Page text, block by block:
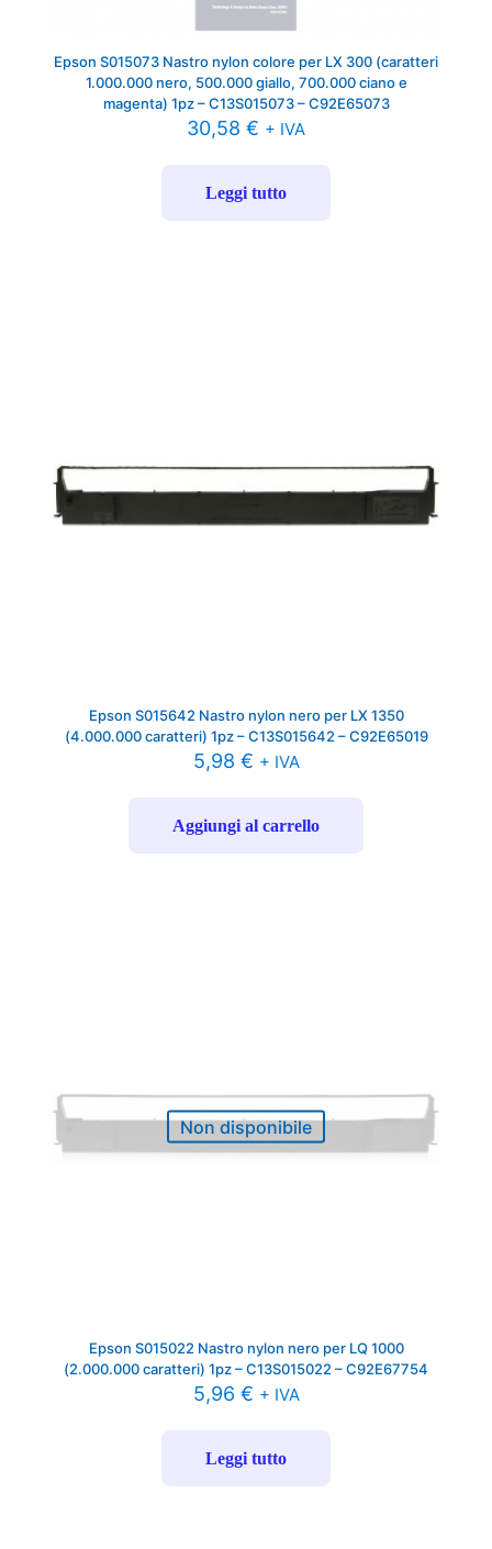
Epson S015073 Nastro nylon colore per LX 300 (caratteri
1.000.000 nero, 500.000 giallo, 700.000 ciano e
magenta) 1pz – C13S015073 – C92E65073
30,58 € + IVA
Leggi tutto
Epson S015642 Nastro nylon nero per LX 1350
(4.000.000 caratteri) 1pz – C13S015642 – C92E65019
5,98 € + IVA
Aggiungi al carrello
Non disponibile
Epson S015022 Nastro nylon nero per LQ 1000
(2.000.000 caratteri) 1pz – C13S015022 – C92E67754
5,96 € + IVA
Leggi tutto